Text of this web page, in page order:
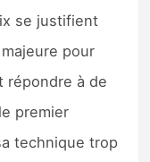
se justifient
pour
répondre à de
premier
technique trop